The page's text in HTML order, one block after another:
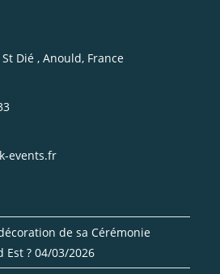
Dié , Anould, France
events.frS’ouvre
de sa Cérémonie
Est ? 04/03/2026